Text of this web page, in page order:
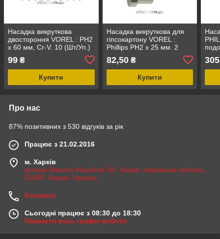
Насадка викруткова
двостороння VOREL : PH2
x 60 мм, Cr-V. 10 (Шт/Уп.)
99 ₴
Купити
Насадка викруткова для
гіпсокартону VOREL :
Phillips PH2 x 25 мм. 2
82,50₴
Купити
305
Про нас
87% позитивних з 530 відгуків за рік
Працює з 21.02.2016
м. Харків
вулиця Миколи Манойла 38, Харків, Харківська область,
61068, Харків, Україна
Контакти
Сьогодні працює з 08:30 до 18:30
Показати весь графік роботи